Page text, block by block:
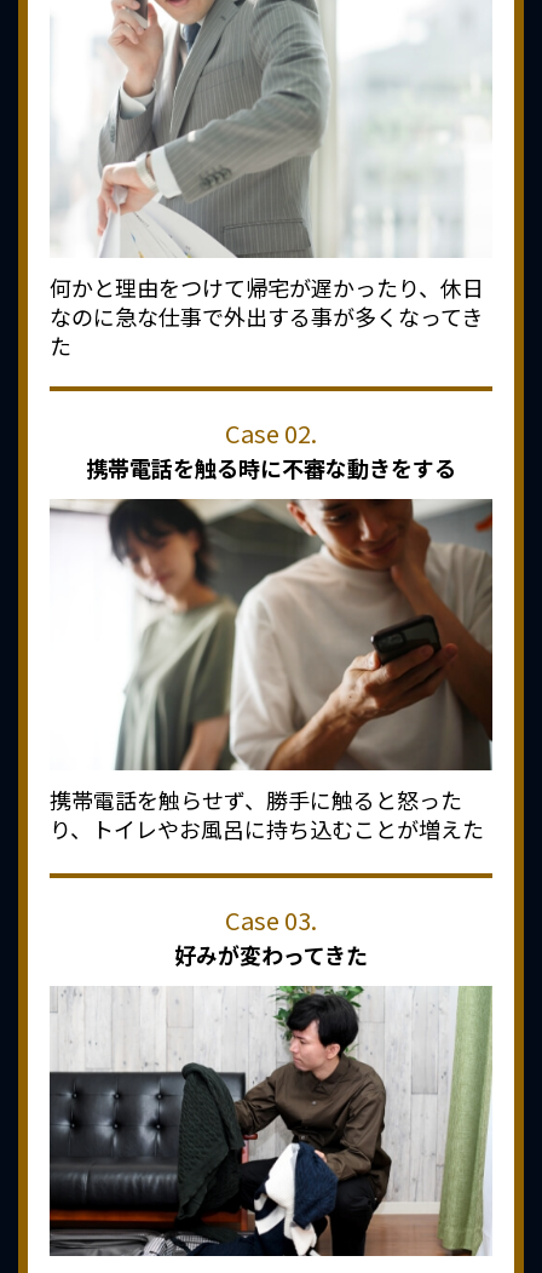
何かと理由をつけて帰宅が遅かったり、休日
なのに急な仕事で外出する事が多くなってき
た
携帯電話を触る時に不審な動きをする
携帯電話を触らせず、勝手に触ると怒った
り、トイレやお風呂に持ち込むことが増えた
好みが変わってきた